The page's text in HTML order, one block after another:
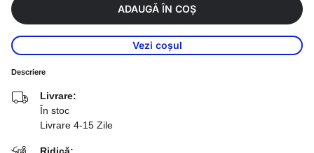
ADAUGĂ ÎN COȘ
Vezi coșul
Descriere
Livrare:
În stoc
Livrare 4-15 Zile